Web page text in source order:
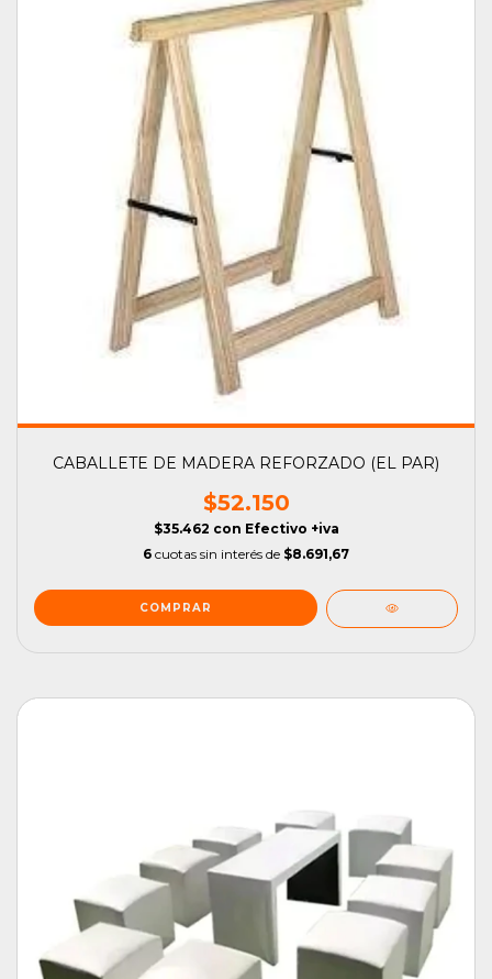
CABALLETE DE MADERA REFORZADO (EL PAR)
$52.150
$35.462 con Efectivo +iva
6 cuotas sin interés de $8.691,67